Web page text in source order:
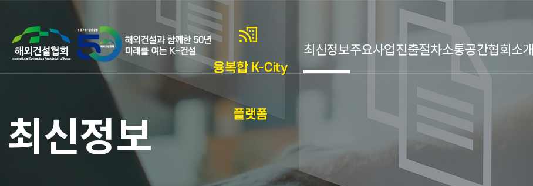
융복합 K-City
플랫폼
최신정보주요사업진출절차소통공간협회소개
최신정보